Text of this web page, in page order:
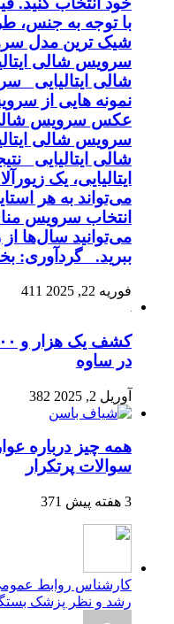
با توجه به جنس،
شیک ترین مدل
سرویس شالی
شالی ایتالیایی
نمونه هایی از
عکس سرویس شالی
سرویس شالی
شالی ایتالیایی
ایتالیایی، یک
می‌تواند به هر
انتخاب سرویس
می‌توانید سال‌ها
ببرید. گردآوری:
فوریه 22, 2025 411
در ساوه
آوریل 2, 2025 382
همه چیز درباره
سوالات پرتکرار
3 هفته پیش 371
کارشناس روابط
رشد و نظر پزشک